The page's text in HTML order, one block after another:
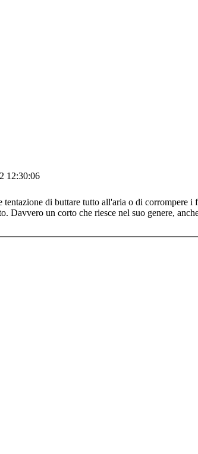
12:30:06
di buttare tutto all'aria o di corrompere i
un corto che riesce nel suo genere,